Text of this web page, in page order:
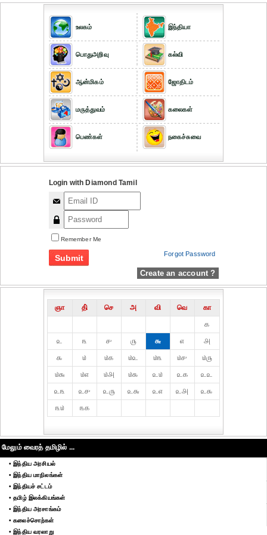
உலகம்
பொதுஅறிவு
ஆன்மிகம்
மருத்துவம்
பெண்கள்
இந்தியா
கல்வி
ஜோதிடம்
கலைகள்
நகைச்சுவை
Login with Diamond Tamil
Remember Me
Forgot Password
Create an account ?
ஞா தி் செ அ வி வெ
கா
௧
௨
௩ ௪ ௫ ௬ ௭
௮
௯
௰ ௰௧ ௰௨ ௰௩ ௰௪
௰௫
௰௬
௰௭ ௰௮ ௰௯ ௨௰ ௨௧
௨௨
௨௩
௨௪ ௨௫ ௨௬ ௨௭ ௨௮
௨௯
௩௰
௩௧
மேலும் வைரத் தமிழில் ...
• இந்திய அரசியல்
• இந்திய மாநிலங்கள்
• இந்தியச் சட்டம்
• தமிழ் இலக்கியங்கள்
• இந்திய அரசாங்கம்
• கலைச்சொற்கள்
• இந்திய வரலாறு